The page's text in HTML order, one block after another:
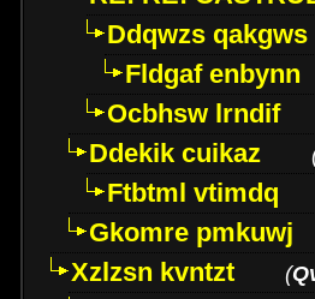
Ddqwzs qakgws
Fldgaf enbynn
Ocbhsw lrndif
Ddekik cuikaz
Ftbtml vtimdq
Gkomre pmkuwj
Xzlzsn kvntzt
(